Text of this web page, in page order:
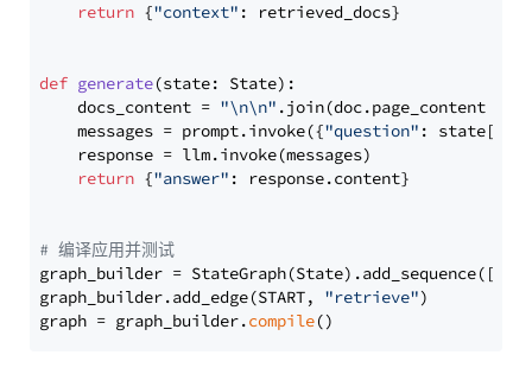
return {"context" : retrieved_docs}
def generate(state: State):
    docs_content =
"\n\n" .join(doc.page_content
    messages = prompt.invoke({
"question" : state[
    response = llm.invoke(messages)
return {"answer" : response.content}
# 编译应用并测试
graph_builder =
graph_builder.add_edge(START, "retrieve")
graph = graph_builder.compile